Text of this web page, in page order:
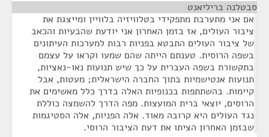
סבטלנה בריליאנט
אם אני מתערבת מתפקידי בטלוויזיה בלוויין ומייצגת את
ציבור העולים, אז בזמן האחרון אני יודעת שהבעיות והכאב
של ציבור העולים התבטא בפניות רבות למערכות העיתונים
בשפה הרוסית. טענתם הייתה שהם שמעו וקראו על עצמם
בתקשורת בשפה העברית על כך שיש תנועות נאו-נאציות,
תנועות אנטישמיות בתוך החברה הישראלית; מעטות, אבל
קיימות. בהשתתפות בכנופיות האלה בדרך כלל מאשימים את
הרוסים, יוצאי ברית המועצות. מפה הדרך להשמצה כוללת
נגד העולים היא קרובה מאוד. אלה הפניות, אלה הסטיגמות
שבזמן האחרון הציתו את דעת הציבור הרוסי.